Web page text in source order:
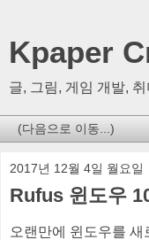
Kpaper
글, 그림, 게임 개발,
2017년 12월 4일 월요일
Rufus 윈도우
오랜만에 윈도우를